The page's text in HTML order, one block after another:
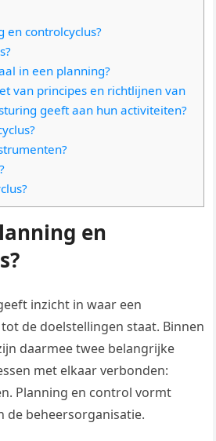
en controlcyclus?
in een planning?
van principes en richtlijnen van
geeft aan hun activiteiten?
en
inzicht in waar een
de doelstellingen staat. Binnen
daarmee twee belangrijke
met elkaar verbonden:
Planning en control vormt
de beheersorganisatie.